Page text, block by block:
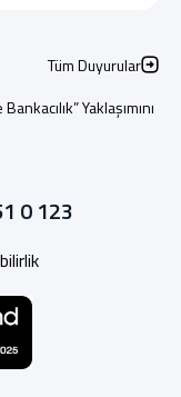
Tüm Duyurular
Yaklaşımını
0 123